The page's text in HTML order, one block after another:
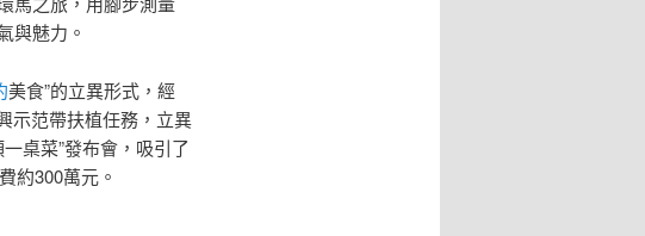
與魅力。
美食”的立異形式，經
示范帶扶植任務，立異
桌菜”發布會，吸引了
約300萬元。